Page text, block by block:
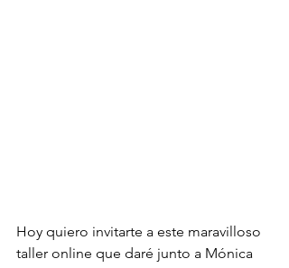
Hoy quiero invitarte a este maravilloso
taller online que daré junto a Mónica